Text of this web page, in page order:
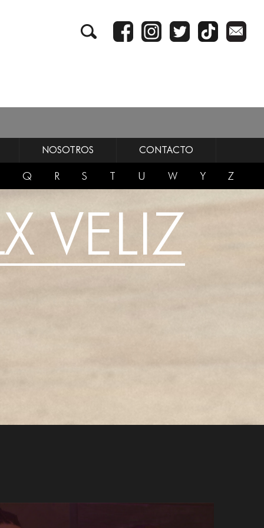
NOSOTROS CONTACTO
Q R S T U W Y Z
VELIZ